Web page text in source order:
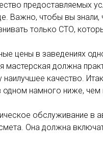
предоставляемых
Важно, чтобы вы знали,
только СТО,
цены в заведениях
должна
наилучшее качество.
одном намного ниже, чем
обслуживание в
Она должна